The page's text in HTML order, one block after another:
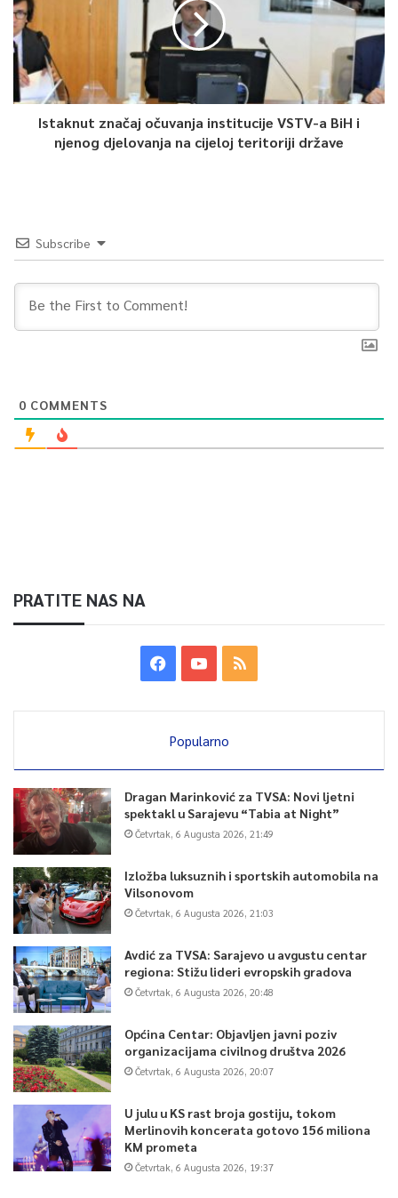
Istaknut značaj očuvanja institucije VSTV-a BiH i
njenog djelovanja na cijeloj teritoriji države
Subscribe
0 COMMENTS
PRATITE NAS NA
Popularno
Dragan Marinković za TVSA: Novi ljetni
spektakl u Sarajevu “Tabia at Night”
Četvrtak, 6 Augusta 2026, 21:49
Izložba luksuznih i sportskih automobila na
Vilsonovom
Četvrtak, 6 Augusta 2026, 21:03
Avdić za TVSA: Sarajevo u avgustu centar
regiona: Stižu lideri evropskih gradova
Četvrtak, 6 Augusta 2026, 20:48
Općina Centar: Objavljen javni poziv
organizacijama civilnog društva 2026
Četvrtak, 6 Augusta 2026, 20:07
U julu u KS rast broja gostiju, tokom
Merlinovih koncerata gotovo 156 miliona
KM prometa
Četvrtak, 6 Augusta 2026, 19:37